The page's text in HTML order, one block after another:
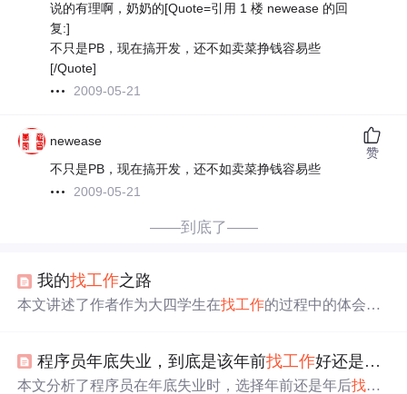
说的有理啊，奶奶的[Quote=引用 1 楼 newease 的回
复:]
不只是PB，现在搞开发，还不如卖菜挣钱容易些
[/Quote]
2009-05-21
newease
不只是PB，现在搞开发，还不如卖菜挣钱容易些
2009-05-21
赞
——到底了——
我的找工作之路
本文讲述了作者作为大四学生在找工作的过程中的体会和
面试心得等实用建议。
程序员年底失业，到底是该年前找工作好还是年后
本文分析了程序员在年底失业时，选择年前还是年后找工